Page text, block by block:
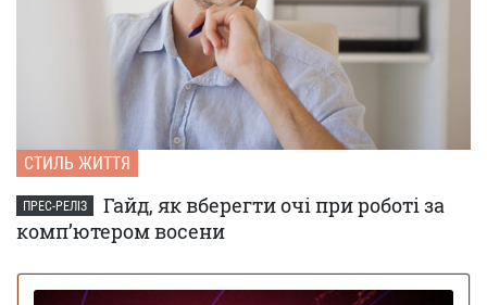
СТИЛЬ ЖИТТЯ
ПРЕС-РЕЛІЗ
Гайд, як вберегти очі при роботі за
комп’ютером восени